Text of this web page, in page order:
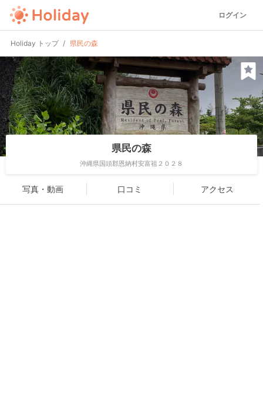
ログイン
Holiday トップ 県民の森
県民の森
沖縄県国頭郡恩納村安富祖２０２８
写真・動画 口コミ アクセス